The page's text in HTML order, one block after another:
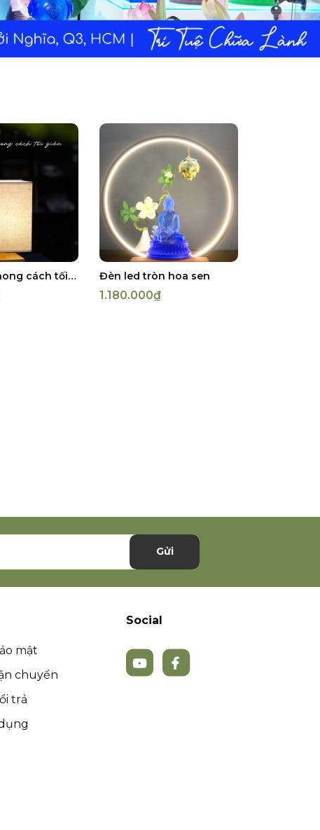
Đèn ngủ phong cách tối giản Đèn led tròn hoa sen
1.180.000₫
Gửi
mật
chuyển
trả
Social